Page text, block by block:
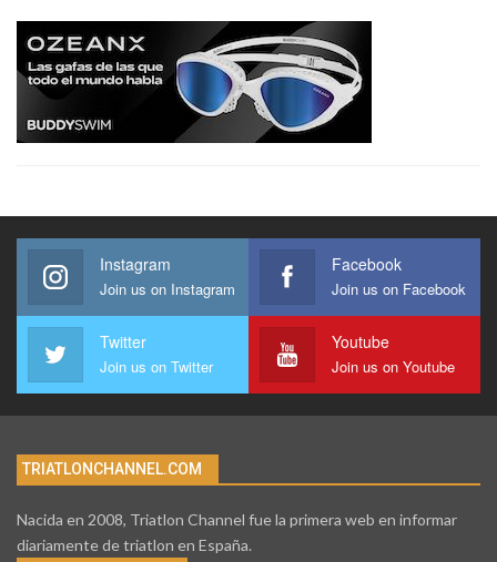
Instagram
Join us on Instagram
Facebook
Join us on Facebook
Twitter
Join us on Twitter
Youtube
Join us on Youtube
TRIATLONCHANNEL.COM
Nacida en 2008, Triatlon Channel fue la primera web en informar
diariamente de triatlon en España.